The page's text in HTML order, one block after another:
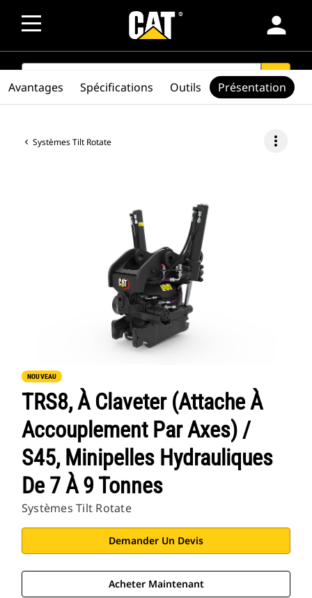
person
SEARCH search
Systèmes Tilt Rotate more_vert
NOUVEAU
TRS8, À Claveter (attache À
Accouplement Par Axes) /
S45, Minipelles Hydrauliques
De 7 À 9 Tonnes
Systèmes Tilt Rotate
Demander Un Devis
Acheter Maintenant
Avantages Spécifications Outils Présentation